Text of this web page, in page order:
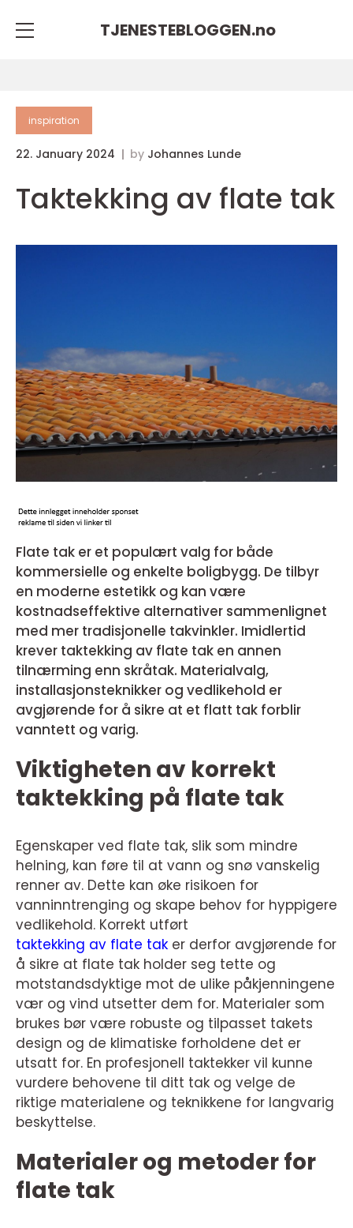
TJENESTEBLOGGEN.no
inspiration
22. January 2024 by Johannes Lunde
Taktekking av flate tak
Flate tak er et populært valg for både
kommersielle og enkelte boligbygg. De tilbyr
en moderne estetikk og kan være
kostnadseffektive alternativer sammenlignet
med mer tradisjonelle takvinkler. Imidlertid
krever taktekking av flate tak en annen
tilnærming enn skråtak. Materialvalg,
installasjonsteknikker og vedlikehold er
avgjørende for å sikre at et flatt tak forblir
vanntett og varig.
Viktigheten av korrekt
taktekking på flate tak
Egenskaper ved flate tak, slik som mindre
helning, kan føre til at vann og snø vanskelig
renner av. Dette kan øke risikoen for
vanninntrenging og skape behov for hyppigere
vedlikehold. Korrekt utført
taktekking av flate tak er derfor avgjørende for
å sikre at flate tak holder seg tette og
motstandsdyktige mot de ulike påkjenningene
vær og vind utsetter dem for. Materialer som
brukes bør være robuste og tilpasset takets
design og de klimatiske forholdene det er
utsatt for. En profesjonell taktekker vil kunne
vurdere behovene til ditt tak og velge de
riktige materialene og teknikkene for langvarig
beskyttelse.
Materialer og metoder for
flate tak